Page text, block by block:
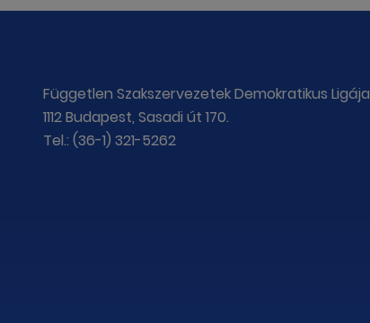
Független Szakszervezetek Demokratikus Ligája
1112 Budapest, Sasadi út 170.
Tel.: (36-1) 321-5262